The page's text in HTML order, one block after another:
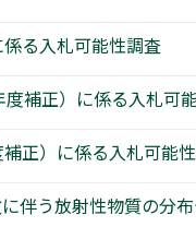
る入札可能性調査
補正）に係る入札可
正）に係る入札可能
う放射性物質の分